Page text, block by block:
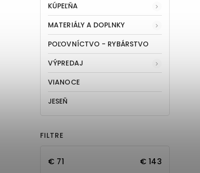
KÚPEĽŇA
MATERIÁLY A DOPLNKY
POĽOVNÍCTVO - RYBÁRSTVO
VÝPREDAJ
VIANOCE
JESEŇ
FILTRE
€ 71 € 143